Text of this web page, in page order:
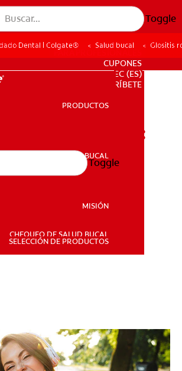
Toggle
SALUD BUCAL
PARA PROFESIONALES
PARA PROFESIONALES
CUPONES
EC (ES)
SUSCRÍBETE
PRODUCTOS
SALUD BUCAL
MISIÓN
CHEQUEO DE SALUD BUCAL
SELECCIÓN DE PRODUCTOS
Toggle
Dental | Colgate® Salud bucal Glositis
media:
síntomas y